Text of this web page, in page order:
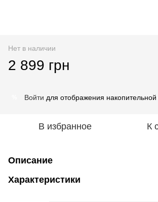
Нет в наличии
2 899 грн
Войти для отображения накопительной
В избранное К
Описание
Характеристики